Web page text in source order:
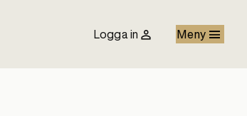
Logga in
Meny